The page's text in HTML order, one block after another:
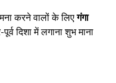
करने वालों के लिएगंगा
दिशा में लगाना शुभ माना